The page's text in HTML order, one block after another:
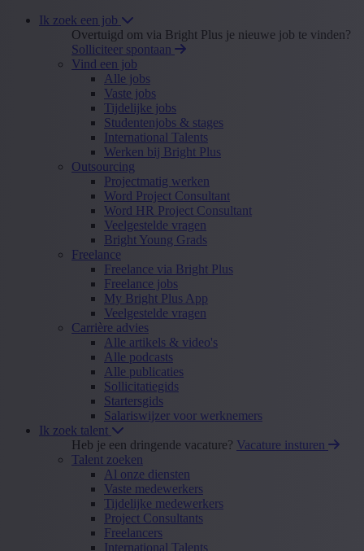
Ik zoek een job
Overtuigd om via Bright Plus je nieuwe job te vinden?
Solliciteer spontaan
Vind een job
Alle jobs
Vaste jobs
Tijdelijke jobs
Studentenjobs & stages
International Talents
Werken bij Bright Plus
Outsourcing
Projectmatig werken
Word Project Consultant
Word HR Project Consultant
Veelgestelde vragen
Bright Young Grads
Freelance
Freelance via Bright Plus
Freelance jobs
My Bright Plus App
Veelgestelde vragen
Carrière advies
Alle artikels & video's
Alle podcasts
Alle publicaties
Sollicitatiegids
Startersgids
Salariswijzer voor werknemers
Ik zoek talent
Heb je een dringende vacature? Vacature insturen
Talent zoeken
Al onze diensten
Vaste medewerkers
Tijdelijke medewerkers
Project Consultants
Freelancers
International Talents